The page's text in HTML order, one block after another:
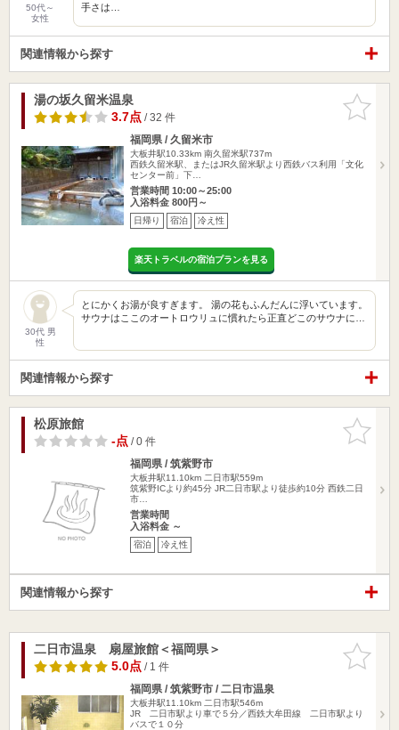
50代～
女性
手さは…
関連情報から探す
お気に入
りに追加
湯の坂久留米温泉
3.7点/ 32 件
福岡県 / 久留米市
大板井駅10.33km 南久留米駅737m
西鉄久留米駅、またはJR久留米駅より西鉄バス利用「文化
センター前」下…
営業時間 10:00～25:00
入浴料金 800円～
日帰り 宿泊 冷え性
楽天トラベルの宿泊プランを見る
30代 男
性
とにかくお湯が良すぎます。 湯の花もふんだんに浮いています。
サウナはここのオートロウリュに慣れたら正直どこのサウナに…
関連情報から探す
お気に入
りに追加
松原旅館
-点/ 0 件
福岡県 / 筑紫野市
大板井駅11.10km 二日市駅559m
筑紫野ICより約45分 JR二日市駅より徒歩約10分 西鉄二日
市…
営業時間
入浴料金 ～
宿泊 冷え性
関連情報から探す
お気に入
りに追加
二日市温泉 扇屋旅館＜福岡県＞
5.0点/ 1 件
福岡県 / 筑紫野市 / 二日市温泉
大板井駅11.10km 二日市駅546m
JR 二日市駅より車で５分／西鉄大牟田線 二日市駅より
バスで１０分